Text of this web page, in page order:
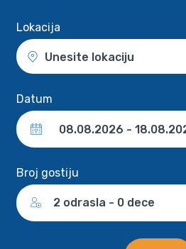
Lokacija
Unesite lokaciju
Datum
Broj gostiju
2 odrasla - 0 dece